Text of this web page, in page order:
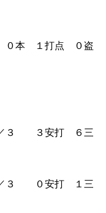
１打点 ０盗
安打 ６三
安打 １三